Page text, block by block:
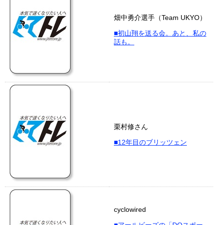
畑中勇介選手（Team UKYO）
■初山翔を送る会。あと、私の
話も。
栗村修さん
■12年目のブリッツェン
cyclowired